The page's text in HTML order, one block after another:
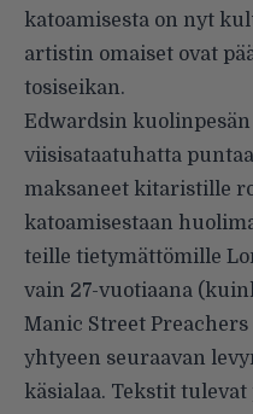
katoamisesta on nyt
artistin omaiset ovat
tosiseikan.
Edwardsin
viisisataatuhatta
maksaneet kitaristille
katoamisestaan
teille tietymättömille
vain 27-vuotiaana
Manic Street
yhtyeen seuraavan
käsialaa. Tekstit